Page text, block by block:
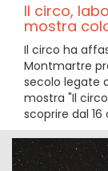
Il circo,
mostra
Il circo ha
Montmartre
secolo legate
mostra "Il
scoprire dal